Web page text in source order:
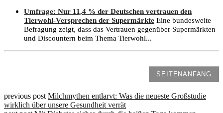
Umfrage: Nur 11,4 % der Deutschen vertrauen den
Tierwohl-Versprechen der Supermärkte Eine bundesweite
Befragung zeigt, dass das Vertrauen gegenüber Supermärkten
und Discountern beim Thema Tierwohl...
SEITENANFANG
previous postMilchmythen entlarvt: Was die neueste Großstudie
wirklich über unsere Gesundheit verrät